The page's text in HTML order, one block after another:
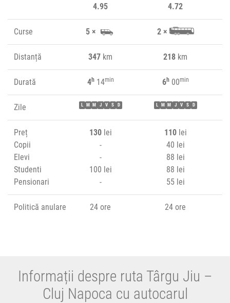
4.95
4.72
Curse 5 × 2 ×
Distanță 347 km 218 km
Durată 4h14min 6h00min
Zile L M M J V S D L M M J V S D
Preț
Copii
Elevi
Studenti
Pensionari
130lei
-
-
100 lei
-
110lei
40 lei
88 lei
88 lei
55 lei
Politică anulare 24 ore 24 ore
Informații despre ruta Târgu Jiu –
Cluj Napoca cu autocarul